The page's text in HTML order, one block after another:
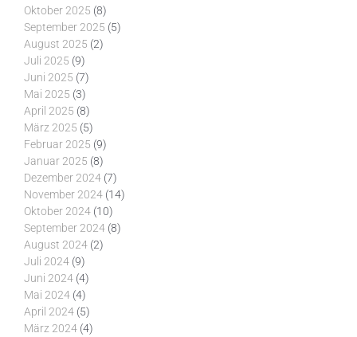
Oktober 2025 (8)
September 2025 (5)
August 2025 (2)
Juli 2025 (9)
Juni 2025 (7)
Mai 2025 (3)
April 2025 (8)
März 2025 (5)
Februar 2025 (9)
Januar 2025 (8)
Dezember 2024 (7)
November 2024 (14)
Oktober 2024 (10)
September 2024 (8)
August 2024 (2)
Juli 2024 (9)
Juni 2024 (4)
Mai 2024 (4)
April 2024 (5)
März 2024 (4)